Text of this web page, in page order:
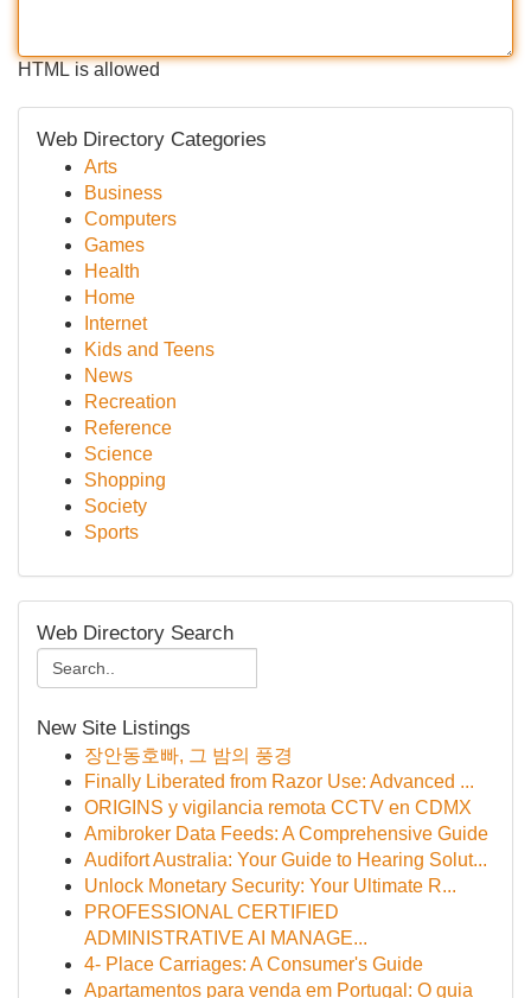
HTML is allowed
Web Directory Categories
Arts
Business
Computers
Games
Health
Home
Internet
Kids and Teens
News
Recreation
Reference
Science
Shopping
Society
Sports
Web Directory Search
New Site Listings
장안동호빠, 그 밤의 풍경
Finally Liberated from Razor Use: Advanced ...
ORIGINS y vigilancia remota CCTV en CDMX
Amibroker Data Feeds: A Comprehensive Guide
Audifort Australia: Your Guide to Hearing Solut...
Unlock Monetary Security: Your Ultimate R...
PROFESSIONAL CERTIFIED
ADMINISTRATIVE AI MANAGE...
4- Place Carriages: A Consumer's Guide
Apartamentos para venda em Portugal: O guia